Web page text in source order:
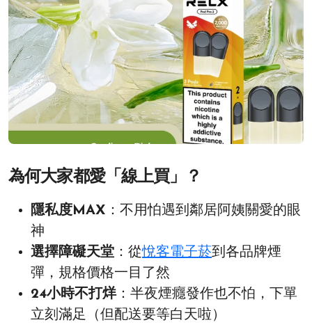
為何大家都愛「線上買」？
隱私度MAX ：不用怕遇到鄰居阿姨關愛的眼
神
選擇障礙天堂 ：從悅客電子菸到各品牌煙
彈，規格價格一目了然
24小時不打烊：半夜煙癮發作也不怕，下單
立刻滿足（但配送要等白天啦）